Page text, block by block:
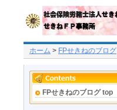
ホーム > FPせきねのブログ
FPせきねのブログ top